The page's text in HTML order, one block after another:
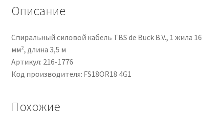
L.
100m
Описание
Спиральный силовой кабель TBS de Buck B.V., 1 жила 16
мм², длина 3,5 м
Артикул: 216-1776
Код производителя: FS18OR18 4G1
Похожие